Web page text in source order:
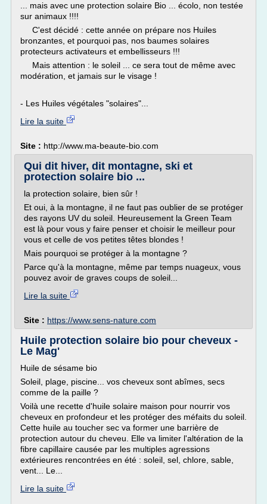
... mais avec une protection solaire Bio ... écolo, non testée
sur animaux !!!!
C'est décidé : cette année on prépare nos Huiles
bronzantes, et pourquoi pas, nos baumes solaires
protecteurs activateurs et embellisseurs !!!
Mais attention : le soleil ... ce sera tout de même avec
modération, et jamais sur le visage !
- Les Huiles végétales "solaires"...
Lire la suite
Site : http://www.ma-beaute-bio.com
Qui dit hiver, dit montagne, ski et
protection solaire bio ...
la protection solaire, bien sûr !
Et oui, à la montagne, il ne faut pas oublier de se protéger
des rayons UV du soleil. Heureusement la Green Team
est là pour vous y faire penser et choisir le meilleur pour
vous et celle de vos petites têtes blondes !
Mais pourquoi se protéger à la montagne ?
Parce qu'à la montagne, même par temps nuageux, vous
pouvez avoir de graves coups de soleil...
Lire la suite
Site : https://www.sens-nature.com
Huile protection solaire bio pour cheveux -
Le Mag'
Huile de sésame bio
Soleil, plage, piscine... vos cheveux sont abîmes, secs
comme de la paille ?
Voilà une recette d'huile solaire maison pour nourrir vos
cheveux en profondeur et les protéger des méfaits du soleil.
Cette huile au toucher sec va former une barrière de
protection autour du cheveu. Elle va limiter l'altération de la
fibre capillaire causée par les multiples agressions
extérieures rencontrées en été : soleil, sel, chlore, sable,
vent... Le...
Lire la suite